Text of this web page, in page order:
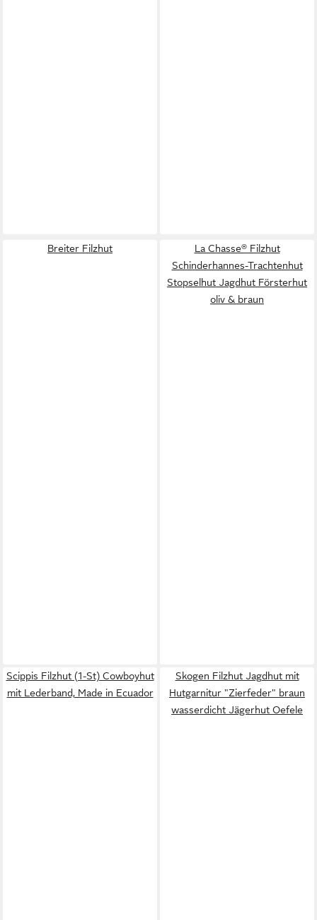
Breiter Filzhut
La Chasse® Filzhut
Schinderhannes-Trachtenhut
Stopselhut Jagdhut Försterhut
oliv & braun
Scippis Filzhut (1-St) Cowboyhut
mit Lederband, Made in Ecuador
Skogen Filzhut Jagdhut mit
Hutgarnitur "Zierfeder" braun
wasserdicht Jägerhut Oefele